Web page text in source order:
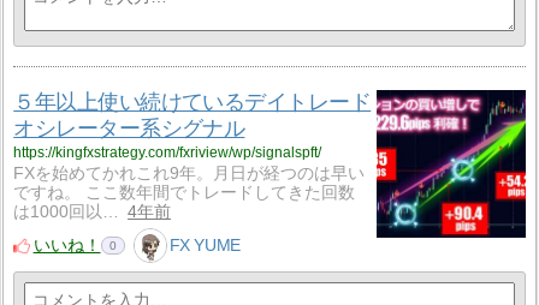
５年以上使い続けているデイトレード
オシレーター系シグナル
https://kingfxstrategy.com/fxriview/wp/signalspft/
FXを始めてかれこれ9年。月日が経つのは早い
ですね。 ここ数年間でトレードしてきた回数
は1000回以…
4年前
いいね！
0 FX YUME